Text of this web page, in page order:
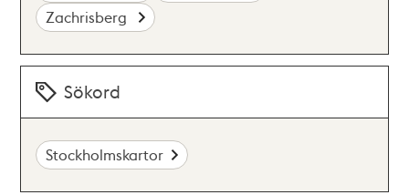
Zachrisberg
Sökord
Stockholmskartor